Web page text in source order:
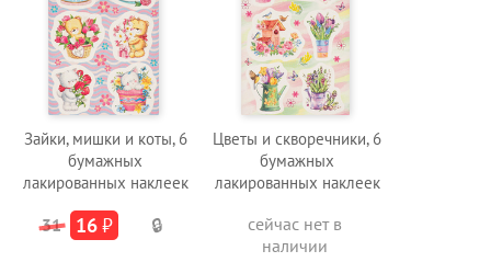
Зайки, мишки и коты, 6
бумажных
лакированных наклеек
31 16₽ 🔒
Цветы и скворечники, 6
бумажных
лакированных наклеек
сейчас нет в
наличии